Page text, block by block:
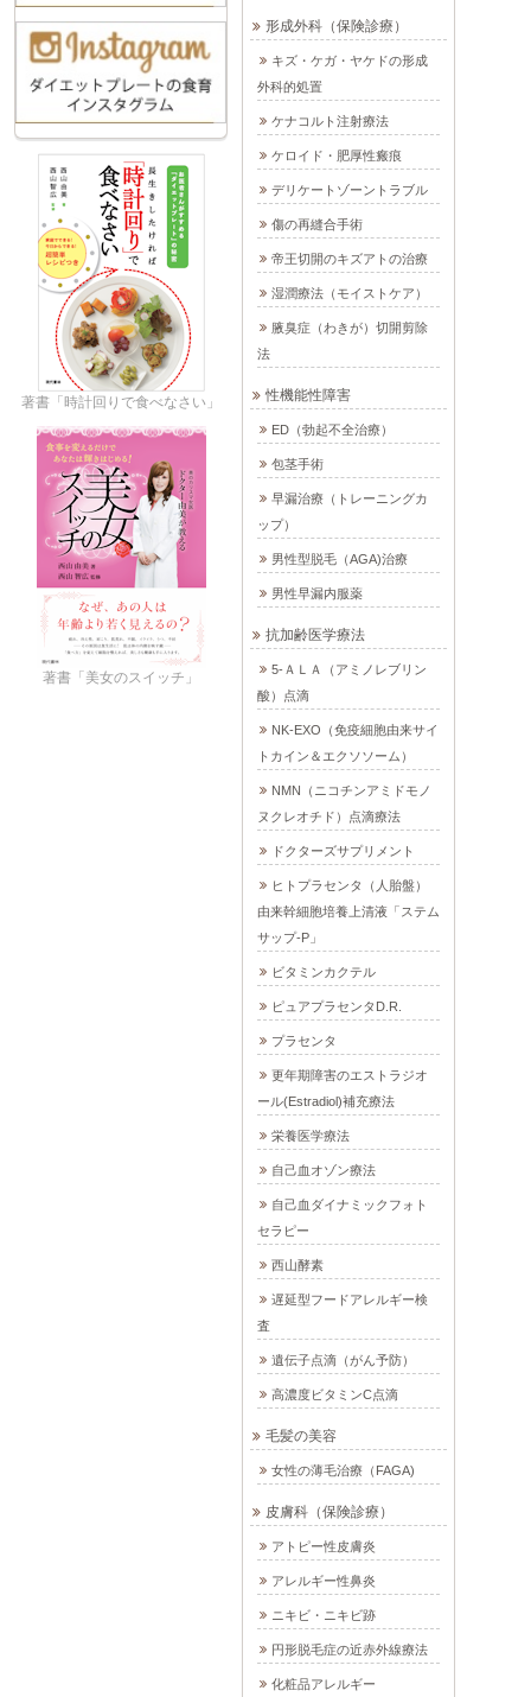
形成外科（保険診療）
キズ・ケガ・ヤケドの形成
外科的処置
ケナコルト注射療法
ケロイド・肥厚性瘢痕
デリケートゾーントラブル
傷の再縫合手術
帝王切開のキズアトの治療
湿潤療法（モイストケア）
腋臭症（わきが）切開剪除
法
性機能性障害
ED（勃起不全治療）
包茎手術
早漏治療（トレーニングカ
ップ）
男性型脱毛（AGA)治療
男性早漏内服薬
抗加齢医学療法
5-ＡＬＡ（アミノレブリン
酸）点滴
NK-EXO（免疫細胞由来サイ
トカイン＆エクソソーム）
NMN（ニコチンアミドモノ
ヌクレオチド）点滴療法
ドクターズサプリメント
ヒトプラセンタ（人胎盤）
由来幹細胞培養上清液「ステム
サップ-P」
ビタミンカクテル
ピュアプラセンタD.R.
プラセンタ
更年期障害のエストラジオ
ール(Estradiol)補充療法
栄養医学療法
自己血オゾン療法
自己血ダイナミックフォト
セラピー
西山酵素
遅延型フードアレルギー検
査
遺伝子点滴（がん予防）
高濃度ビタミンC点滴
毛髪の美容
女性の薄毛治療（FAGA)
皮膚科（保険診療）
アトピー性皮膚炎
アレルギー性鼻炎
ニキビ・ニキビ跡
円形脱毛症の近赤外線療法
化粧品アレルギー
著書「時計回りで食べなさい」
著書「美女のスイッチ」